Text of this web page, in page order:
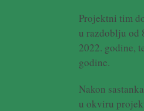
Projektni tim
u razdoblju od
2022. godine,
godine.
Nakon
u okviru